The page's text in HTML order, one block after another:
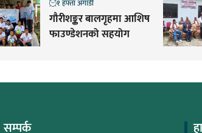
गौरीशङ्कर बालगृहमा आशिष
फाउण्डेशनको सहयोग
१ हफ्ता अगाडी
सम्पर्क